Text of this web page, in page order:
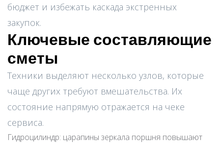
бюджет и избежать каскада экстренных
закупок.
Ключевые составляющие
сметы
Техники выделяют несколько узлов, которые
чаще других требуют вмешательства. Их
состояние напрямую отражается на чеке
сервиса.
Гидроцилиндр: царапины зеркала поршня повышают